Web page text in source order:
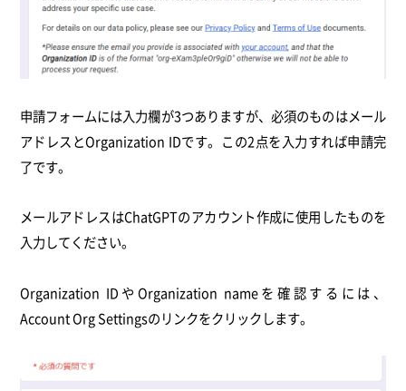
申請フォームには入力欄が3つありますが、必須のものはメール
アドレスとOrganization IDです。 この2点を入力すれば申請完
了です。
メールアドレスはChatGPTのアカウント作成に使用したものを
入力してください。
Organization IDやOrganization nameを確認するには、
Account Org Settingsのリンクをクリックします。